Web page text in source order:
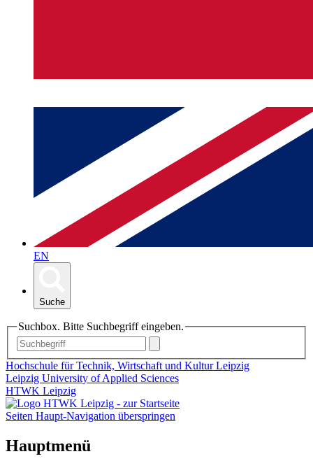
EN
Suche
Suchbox. Bitte Suchbegriff eingeben.
Hochschule für Technik, Wirtschaft und Kultur Leipzig
Leipzig University of Applied Sciences
HTWK Leipzig
Seiten Haupt-Navigation überspringen
Hauptmenü